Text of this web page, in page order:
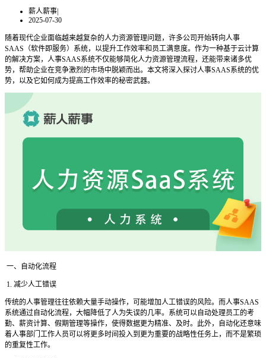
薪人薪事|
2025-07-30
随着现代企业面临越来越复杂的人力资源管理问题，许多公司开始转向人事
SAAS（软件即服务）系统，以提升工作效率和员工满意度。作为一种基于云计算
的解决方案，人事SAAS系统不仅能够简化人力资源管理流程，还能带来诸多优
势，帮助企业在竞争激烈的市场中脱颖而出。本文将深入探讨人事SAAS系统的优
势，以及它如何成为提高工作效率的秘密武器。
一、自动化流程
1. 减少人工错误
传统的人事管理往往依赖大量手动操作，可能增加人工错误的风险。而人事SAAS
系统通过自动化流程，大幅降低了人为失误的几率。系统可以自动处理员工的考
勤、薪资计算、假期管理等操作，使得数据更为精准、及时。此外，自动化还意味
着人事部门工作人员可以将更多时间投入到更为重要的战略性任务上，而不是繁琐
的重复性工作。